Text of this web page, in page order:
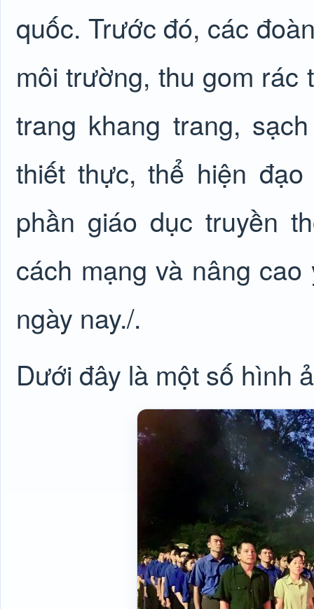
quốc. Trước đó, các
môi trường, thu gom rác
trang khang trang,
thiết thực, thể hiện
phần giáo dục truyền
cách mạng và nâng
ngày nay./.
Dưới đây là một số hình